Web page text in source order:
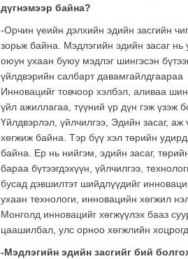
дүгнэмээр байна?
-Орчин үеийн дэлхийн эдийн засгийн
зорьж байна. Мэдлэгийн эдийн засаг
оюун ухаан буюу мэдлэг шингэсэн
үйлдвэрийн салбарт
Инновацийг товчоор хэлбэл, аливаа
үйл ажиллагаа, түүний үр дүн гэж үзэж
Үйлдвэрлэл, үйлчилгээ, Эдийн засаг,
хөгжиж байна. Тэр бүү хэл төрийн
байна. Ер нь нийгэм, эдийн засаг,
бараа бүтээгдэхүүн, үйлчилгээ,
бусад дэвшилтэт шийдлүүдийг
ухаан технологи, инновацийн хөгжил
Монголд инновацийг хөгжүүлэх бааз
цаашилбал, улс орноо хөгжлийн
-Мэдлэгийн эдийн засгийг бий